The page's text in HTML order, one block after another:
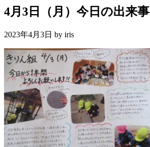
4月3日（月）今日の出来事
2023年4月3日 by iris